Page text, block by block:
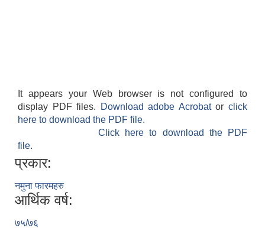
It appears your Web browser is not configured to
display PDF files.
Download adobe Acrobatorclick
here to download the PDF file.
Click here to download the PDF
file.
प्रकार:
नमुना फारमहरु
आर्थिक वर्ष:
७५/७६